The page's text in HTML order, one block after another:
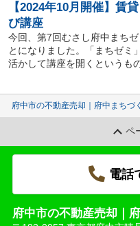
【2024年10月開催】賃
び講座
今回、第7回むさし府中まち
とになりました。「まちゼミ
活かして講座を開くというも
府中市の不動産売却｜府中まちづ
ペ
電話
府中市の不動産売却｜